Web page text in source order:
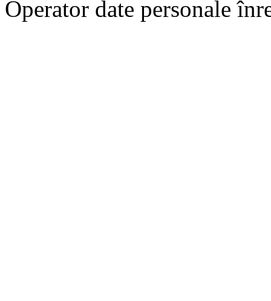
Operator date personale